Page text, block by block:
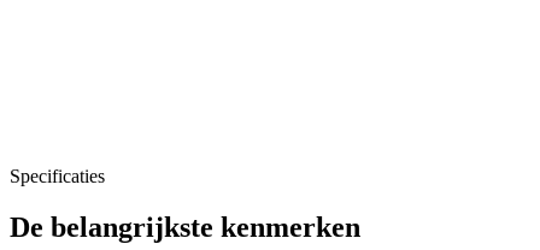
Specificaties
De belangrijkste kenmerken